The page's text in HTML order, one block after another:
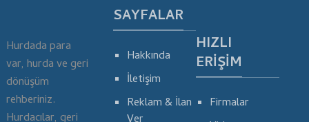
Hurdada para
var, hurda ve geri
dönüşüm
rehberiniz.
SAYFALAR
Hakkında
İletişim
Reklam & İlan
HIZLI
ERIŞIM
Firmalar